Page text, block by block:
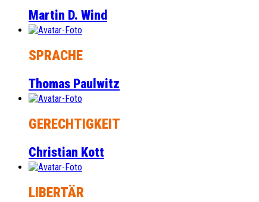
Martin D. Wind
SPRACHE
Thomas Paulwitz
GERECHTIGKEIT
Christian Kott
LIBERTÄR